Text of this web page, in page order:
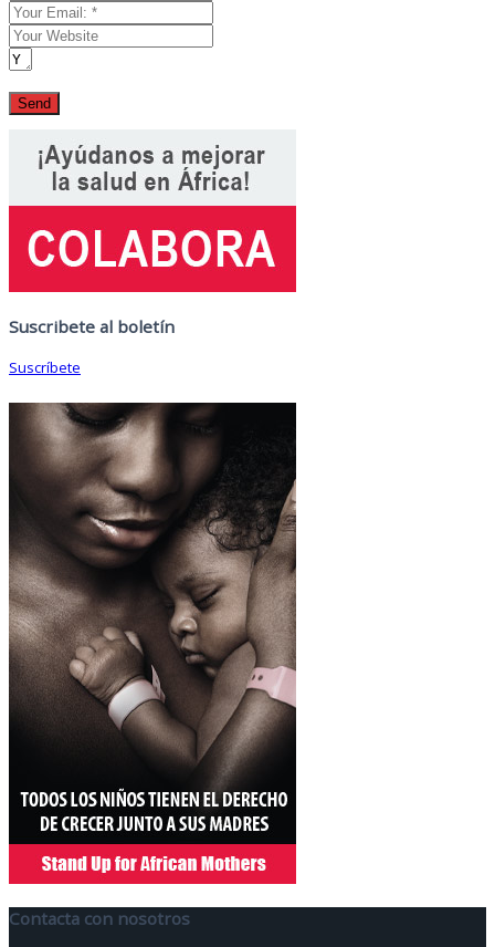
Suscribete al boletín
Suscríbete
Contacta con nosotros